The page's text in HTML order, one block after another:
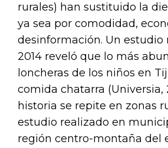
rurales) han sustituido la
ya sea por comodidad,
desinformación. Un estudio
2014 reveló que lo más
loncheras de los niños en
comida chatarra (Universia,
historia se repite en zonas
estudio realizado en
región centro-montaña del